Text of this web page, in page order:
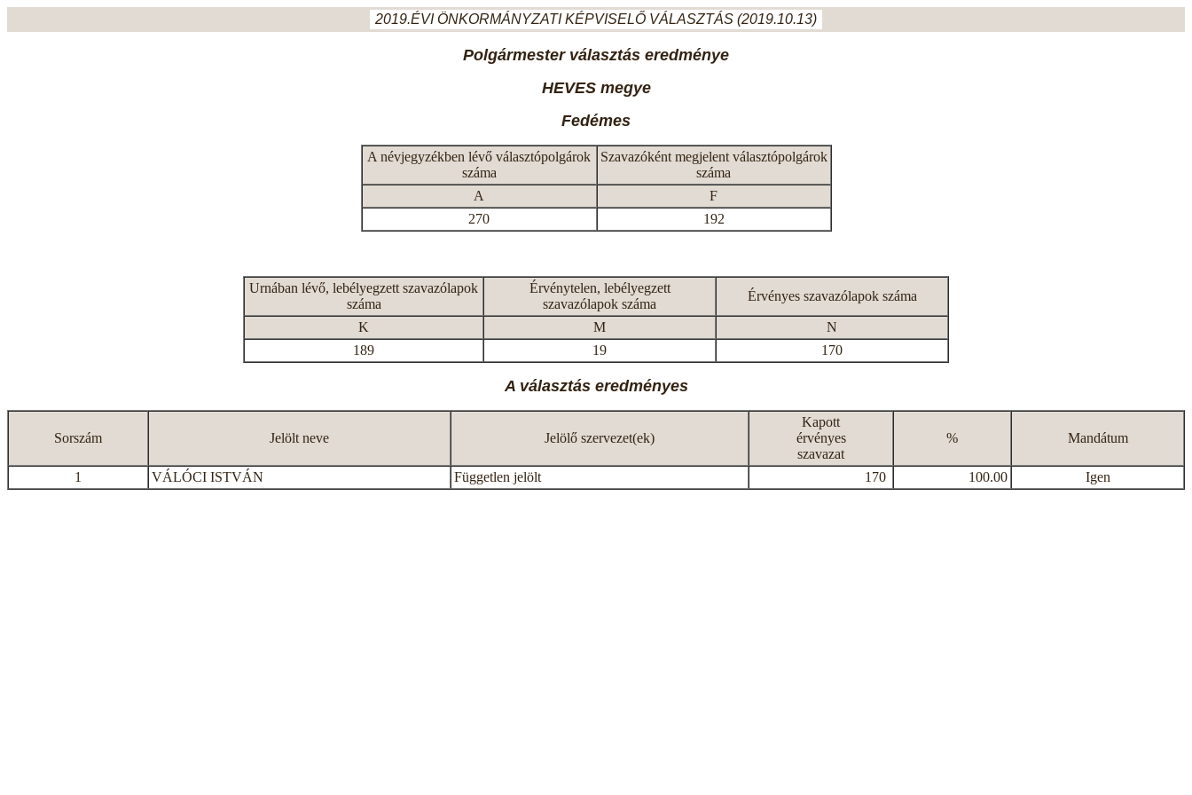
2019.ÉVI ÖNKORMÁNYZATI KÉPVISELŐ VÁLASZTÁS (2019.10.13)
Polgármester választás eredménye
HEVES megye
Fedémes
A névjegyzékben lévő választópolgárok
száma
Szavazóként megjelent választópolgárok
száma
A
F
270
192
Urnában lévő, lebélyegzett szavazólapok
száma
Érvénytelen, lebélyegzett
szavazólapok száma
Érvényes szavazólapok száma
K M
N
189
19 170
A választás eredményes
Sorszám Jelölt neve Jelölő szervezet(ek)
Kapott
érvényes
szavazat
% Mandátum
1 VÁLÓCI ISTVÁN Független jelölt 170 100.00 Igen